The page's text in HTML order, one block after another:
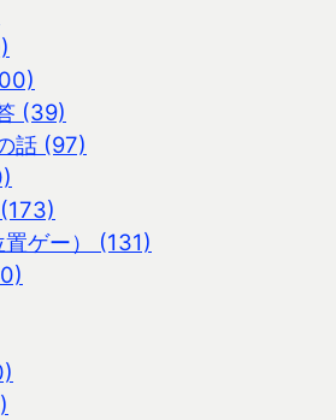
(39)
話 (97)
ゲー） (131)